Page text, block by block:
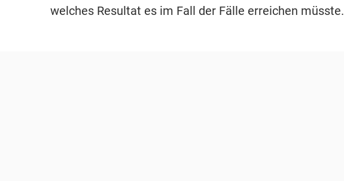
welches Resultat es im Fall der Fälle erreichen müsste.